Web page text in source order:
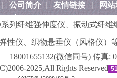
| 公司简介 | 友情链接 | 网
列纤维强伸度仪 振动式纤维
性仪 织物悬垂仪（风格仪）
18001655132(微信同号) 传真:
2025,All Rights Reserved